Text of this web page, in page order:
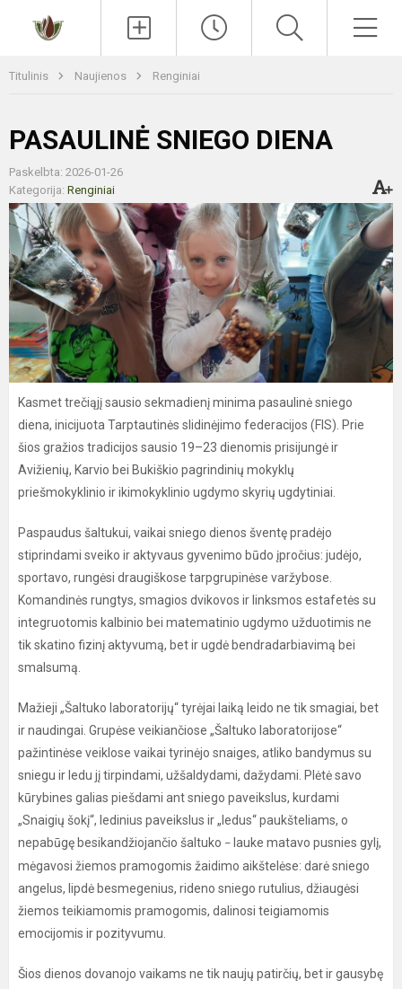
Titulinis Naujienos Renginiai
PASAULINĖ SNIEGO DIENA
Paskelbta: 2026-01-26
Kategorija: Renginiai
Kasmet trečiąjį sausio sekmadienį minima pasaulinė sniego
diena, inicijuota Tarptautinės slidinėjimo federacijos (FIS). Prie
šios gražios tradicijos sausio 19–23 dienomis prisijungė ir
Avižienių, Karvio bei Bukiškio pagrindinių mokyklų
priešmokyklinio ir ikimokyklinio ugdymo skyrių ugdytiniai.
Paspaudus šaltukui, vaikai sniego dienos šventę pradėjo
stiprindami sveiko ir aktyvaus gyvenimo būdo įpročius: judėjo,
sportavo, rungėsi draugiškose tarpgrupinėse varžybose.
Komandinės rungtys, smagios dvikovos ir linksmos estafetės su
integruotomis kalbinio bei matematinio ugdymo užduotimis ne
tik skatino fizinį aktyvumą, bet ir ugdė bendradarbiavimą bei
smalsumą.
Mažieji „Šaltuko laboratorijų“ tyrėjai laiką leido ne tik smagiai, bet
ir naudingai. Grupėse veikiančiose „Šaltuko laboratorijose“
pažintinėse veiklose vaikai tyrinėjo snaiges, atliko bandymus su
sniegu ir ledu jį tirpindami, užšaldydami, dažydami. Plėtė savo
kūrybines galias piešdami ant sniego paveikslus, kurdami
„Snaigių šokį“, ledinius paveikslus ir „ledus“ paukšteliams, o
nepabūgę besikandžiojančio šaltuko – lauke matavo pusnies gylį,
mėgavosi žiemos pramogomis žaidimo aikštelėse: darė sniego
angelus, lipdė besmegenius, rideno sniego rutulius, džiaugėsi
žiemos teikiamomis pramogomis, dalinosi teigiamomis
emocijomis ir pozityvumu.
Šios dienos dovanojo vaikams ne tik naujų patirčių, bet ir gausybę